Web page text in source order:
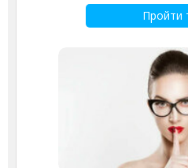
Пройти